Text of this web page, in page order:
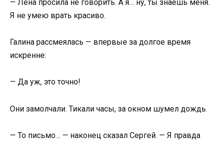
— Лена просила не говорить. А я… ну, ты знаешь меня.
Я не умею врать красиво.
Галина рассмеялась — впервые за долгое время
искренне:
— Да уж, это точно!
Они замолчали. Тикали часы, за окном шумел дождь.
— То письмо… — наконец сказал Сергей. — Я правда